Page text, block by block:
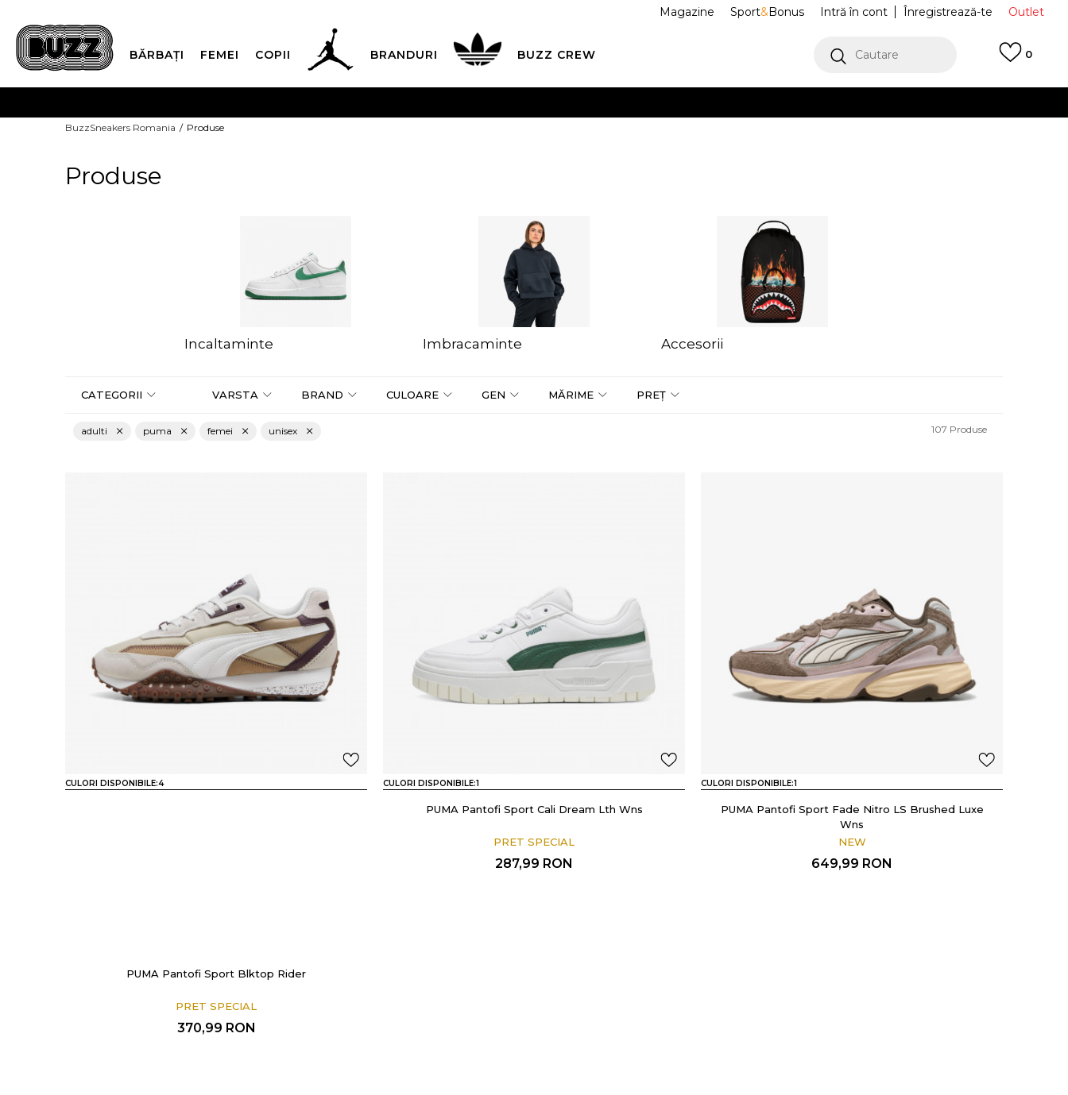
Outlet
Intră în cont Înregistrează-te
Magazine Sport&Bonus
BĂRBAȚI FEMEI COPII BRANDURI BUZZ CREW Cautare 0
CUMPĂRĂ ACUM, PLATESTE MAI TÂRZIU
BuzzSneakers Romania Produse
Produse
Incaltaminte Imbracaminte Accesorii
CATEGORII VARSTA BRAND CULOARE GEN MĂRIME PREȚ
adulti puma femei unisex 107 Produse
CULORI DISPONIBILE:4
PUMA Pantofi Sport Blktop Rider
PRET SPECIAL
370,99 RON
CULORI DISPONIBILE:1
PUMA Pantofi Sport Cali Dream Lth Wns
PRET SPECIAL
287,99 RON
CULORI DISPONIBILE:1
PUMA Pantofi Sport Fade Nitro LS Brushed Luxe
Wns
NEW
649,99 RON